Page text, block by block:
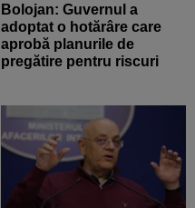
Bolojan: Guvernul a
adoptat o hotărâre care
aprobă planurile de
pregătire pentru riscuri